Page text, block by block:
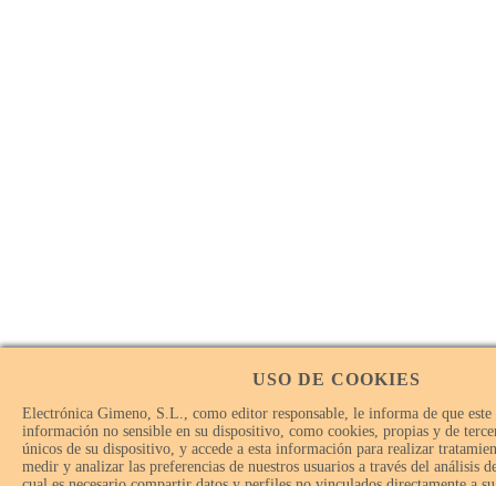
USO DE COOKIES
Electrónica Gimeno, S.L., como editor responsable, le informa de que este
información no sensible en su dispositivo, como cookies, propias y de
únicos de su dispositivo, y accede a esta información para realizar
medir y analizar las preferencias de nuestros usuarios a través del análisis